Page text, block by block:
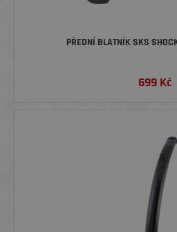
PŘEDNÍ BLATNÍK SKS
699 Kč